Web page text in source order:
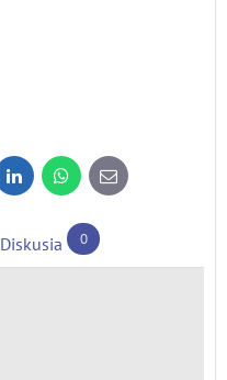
LinkedInWhatsApp
E-
mail
Diskusia 0